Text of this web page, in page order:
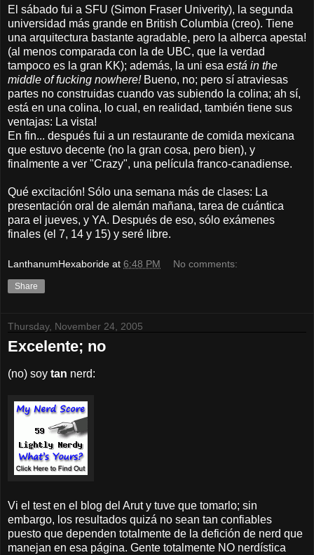
El sábado fui a SFU (Simon Fraser Univerity), la segunda
universidad más grande en British Columbia (creo). Tiene
una arquitectura bastante agradable, pero la alberca apesta!
(al menos comparada con la de UBC, que la verdad
tampoco es la gran KK); además, la uni esa está in the
middle of fucking nowhere!Bueno, no; pero sí atraviesas
partes no construidas cuando vas subiendo la colina; ah sí,
está en una colina, lo cual, en realidad, también tiene sus
ventajas: La vista!
En fin... después fui a un restaurante de comida mexicana
que estuvo decente (no la gran cosa, pero bien), y
finalmente a ver "Crazy", una película franco-canadiense.
Qué excitación! Sólo una semana más de clases: La
presentación oral de alemán mañana, tarea de cuántica
para el jueves, y YA. Después de eso, sólo exámenes
finales (el 7, 14 y 15) y seré libre.
LanthanumHexaboride at 6:48 PM No comments:
Share
Thursday, November 24, 2005
Excelente; no
(no) soy tan nerd:
Vi el test en el blog del Arut y tuve que tomarlo; sin
embargo, los resultados quizá no sean tan confiables
puesto que dependen totalmente de la defición de nerd que
manejan en esa página. Gente totalmente NO nerdística